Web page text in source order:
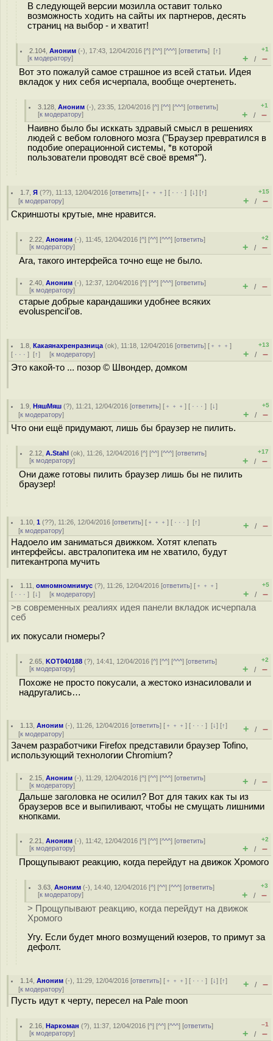
В следующей версии мозилла оставит только
возможность ходить на сайты их партнеров, десять
страниц на выбор - и хватит!
2.104 ,Аноним (-), 17:43, 12/04/2016 [^] [^^] [^^^] [ответить][↑]
[к модератору]
+1
+ / –
Вот это пожалуй самое страшное из всей статьи. Идея
вкладок у них себя исчерпала, вообще очертенеть.
3.128 ,Аноним (-), 23:35, 12/04/2016 [^] [^^] [^^^] [ответить]
[к модератору]
+1
+ / –
Наивно было бы исккать здравый смысл в решениях
людей с вебом головного мозга ("Браузер превратился в
подобие операционной системы, *в которой
пользователи проводят всё своё время*").
1.7 ,Я (??), 11:13, 12/04/2016 [ответить] [ ﹢﹢﹢] [ · · ·][↓] [↑]
[к модератору]
+15
+ / –
Скриншоты крутые, мне нравится.
2.22 ,Аноним (-), 11:45, 12/04/2016 [^] [^^] [^^^] [ответить]
[к модератору]
+2
+ / –
Ага, такого интерфейса точно еще не было.
2.40 ,Аноним (-), 12:37, 12/04/2016 [^] [^^] [^^^] [ответить]
[к модератору] + / –
старые добрые карандашики удобнее всяких
evoluspencil'ов.
1.8 ,Какаянахренразница (ok), 11:18, 12/04/2016 [ответить] [ ﹢﹢﹢]
[ · · · ] [↑] [к модератору]
+13
+ / –
Это какой-то ... позор © Швондер, домком
1.9 ,НяшМяш (?), 11:21, 12/04/2016 [ответить] [ ﹢﹢﹢] [ · · ·][↓]
[к модератору]
+5
+ / –
Что они ещё придумают, лишь бы браузер не пилить.
2.12 ,A.Stahl (ok), 11:26, 12/04/2016 [^] [^^] [^^^] [ответить]
[к модератору]
+17
+ / –
Они даже готовы пилить браузер лишь бы не пилить
браузер!
1.10 ,1 (??), 11:26, 12/04/2016 [ответить] [ ﹢﹢﹢] [ · · ·][↑]
[к модератору] + / –
Надоело им заниматься движком. Хотят клепать
интерфейсы. австралопитека им не хватило, будут
питекантропа мучить
1.11 ,омномномнимус (?), 11:26, 12/04/2016 [ответить] [ ﹢﹢﹢]
[ · · · ] [↓] [к модератору]
+5
+ / –
>в современных реалиях идея панели вкладок исчерпала
себ
их покусали гномеры?
2.65 ,KOT040188 (?), 14:41, 12/04/2016 [^] [^^] [^^^] [ответить]
[к модератору]
+2
+ / –
Похоже не просто покусали, а жестоко изнасиловали и
надругались…
1.13 ,Аноним (-), 11:26, 12/04/2016 [ответить] [ ﹢﹢﹢] [ · · ·][↓] [↑]
[к модератору] + / –
Зачем разработчики Firefox представили браузер Tofino,
использующий технологии Chromium?
2.15 ,Аноним (-), 11:29, 12/04/2016 [^] [^^] [^^^] [ответить]
[к модератору] + / –
Дальше заголовка не осилил? Вот для таких как ты из
браузеров все и выпиливают, чтобы не смущать лишними
кнопками.
2.21 ,Аноним (-), 11:42, 12/04/2016 [^] [^^] [^^^] [ответить]
[к модератору]
+2
+ / –
Прощупывают реакцию, когда перейдут на движок Хромого
3.63 ,Аноним (-), 14:40, 12/04/2016 [^] [^^] [^^^] [ответить]
[к модератору]
+3
+ / –
> Прощупывают реакцию, когда перейдут на движок
Хромого
Угу. Если будет много возмущений юзеров, то примут за
дефолт.
1.14 ,Аноним (-), 11:29, 12/04/2016 [ответить] [ ﹢﹢﹢] [ · · ·][↓] [↑]
[к модератору] + / –
Пусть идут к черту, пересел на Pale moon
2.16 ,Наркоман (?), 11:37, 12/04/2016 [^] [^^] [^^^] [ответить]
[к модератору]
–1
+ / –